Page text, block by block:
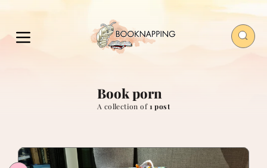
Book porn
A collection of1 post